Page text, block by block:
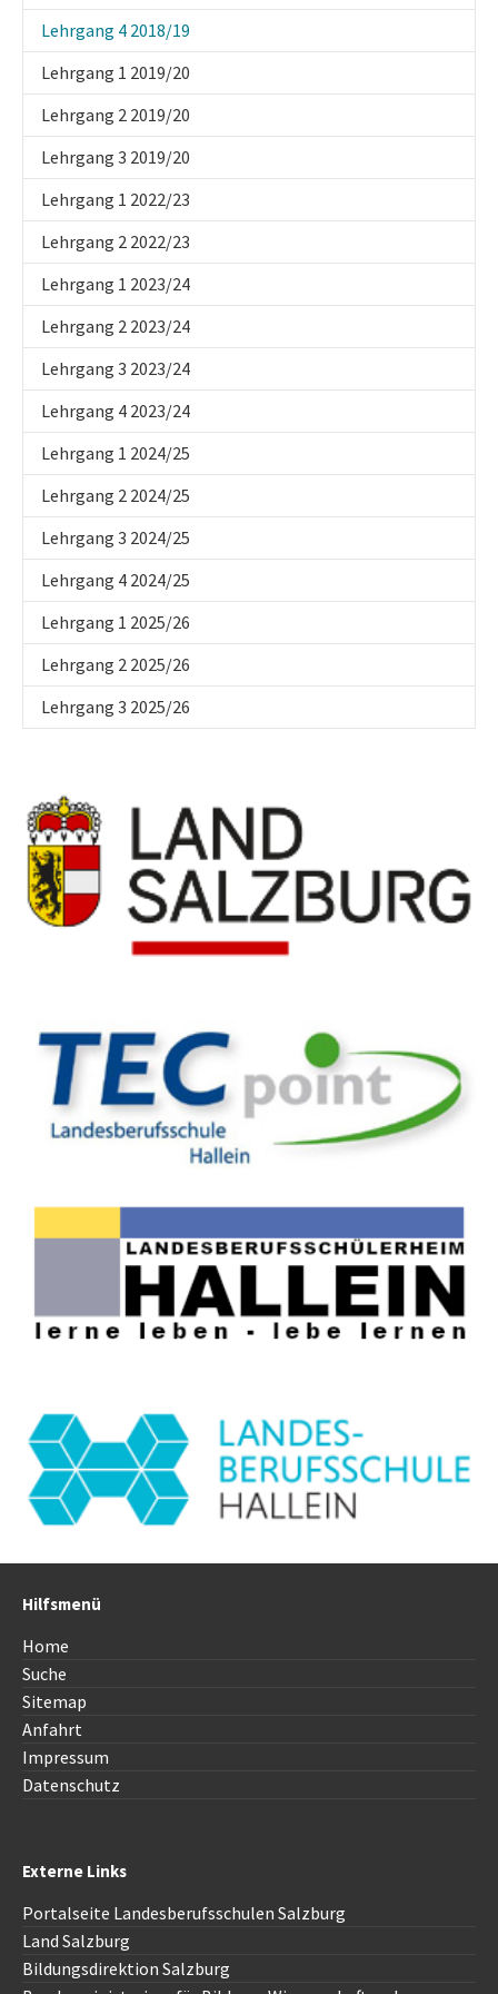
Lehrgang 4 2018/19
Lehrgang 1 2019/20
Lehrgang 2 2019/20
Lehrgang 3 2019/20
Lehrgang 1 2022/23
Lehrgang 2 2022/23
Lehrgang 1 2023/24
Lehrgang 2 2023/24
Lehrgang 3 2023/24
Lehrgang 4 2023/24
Lehrgang 1 2024/25
Lehrgang 2 2024/25
Lehrgang 3 2024/25
Lehrgang 4 2024/25
Lehrgang 1 2025/26
Lehrgang 2 2025/26
Lehrgang 3 2025/26
Hilfsmenü
Home
Suche
Sitemap
Anfahrt
Impressum
Datenschutz
Externe Links
Portalseite Landesberufsschulen Salzburg
Land Salzburg
Bildungsdirektion Salzburg